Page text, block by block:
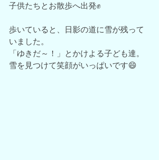
子供たちとお散歩へ出発✊
歩いていると、日影の道に雪が残って
いました。
「ゆきだ～！」とかけよる子ども達。
雪を見つけて笑顔がいっぱいです😄